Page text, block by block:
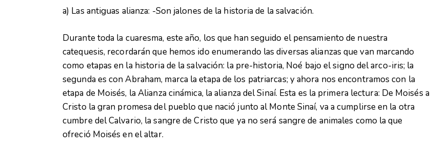
a) Las antiguas alianza: -Son jalones de la historia de la salvación.
Durante toda la cuaresma, este año, los que han seguido el pensamiento de nuestra
catequesis, recordarán que hemos ido enumerando las diversas alianzas que van marcando
como etapas en la historia de la salvación: la pre-historia, Noé bajo el signo del arco-iris; la
segunda es con Abraham, marca la etapa de los patriarcas; y ahora nos encontramos con la
etapa de Moisés, la Alianza cinámica, la alianza del Sinaí. Esta es la primera lectura: De Moisés a
Cristo la gran promesa del pueblo que nació junto al Monte Sinaí, va a cumplirse en la otra
cumbre del Calvario, la sangre de Cristo que ya no será sangre de animales como la que
ofreció Moisés en el altar.